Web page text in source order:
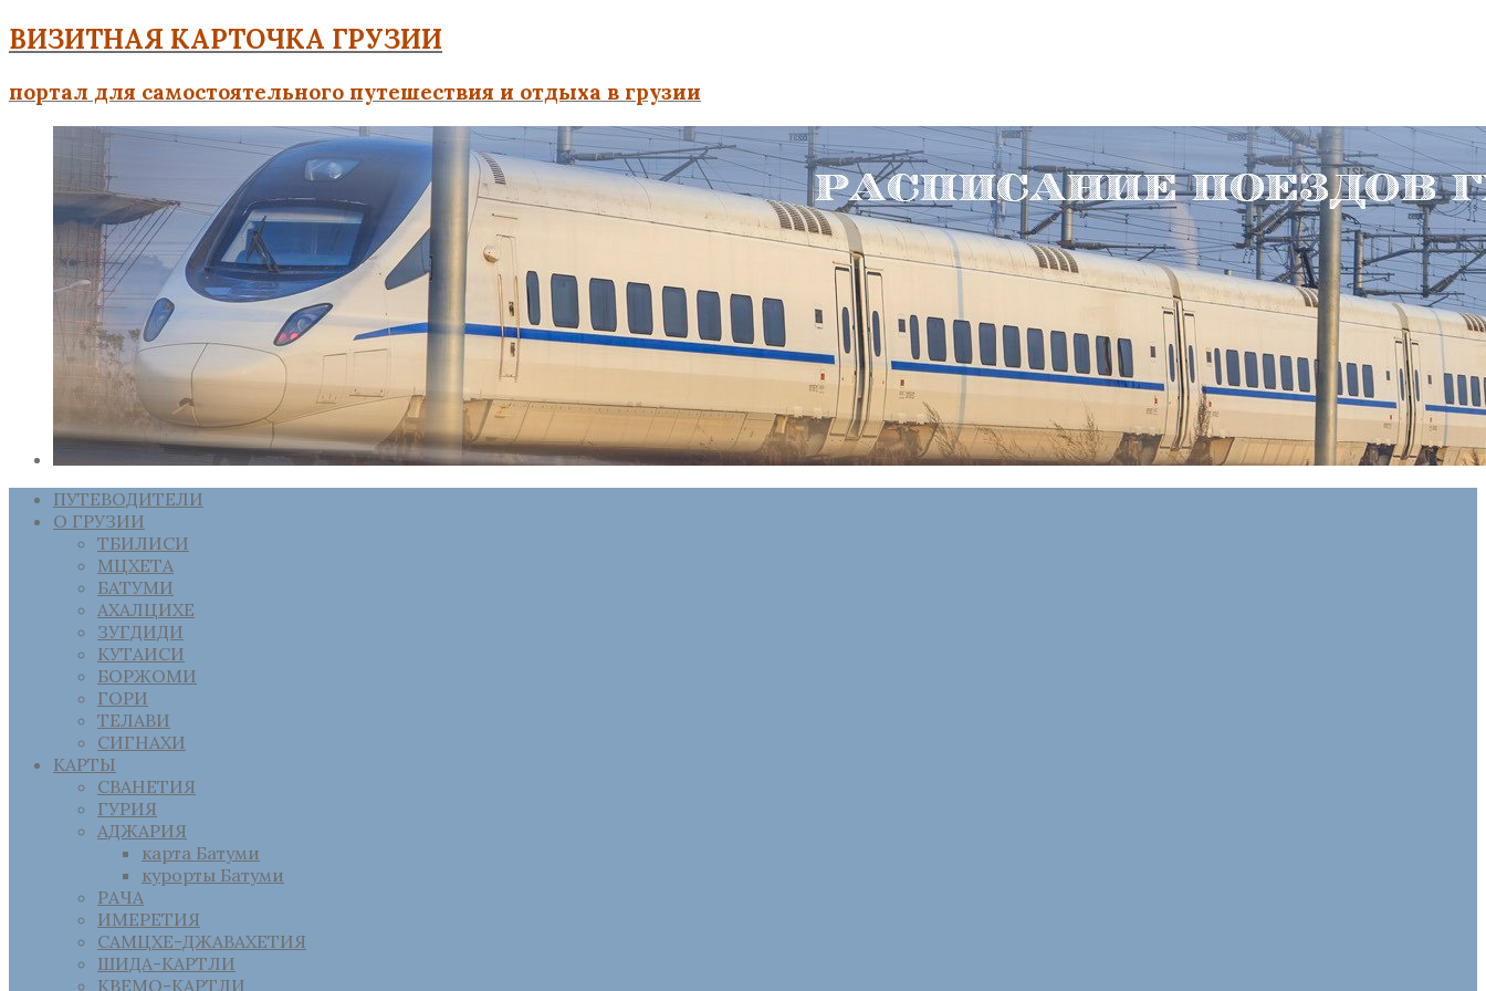
ВИЗИТНАЯ КАРТОЧКА ГРУЗИИ
портал для самостоятельного путешествия и отдыха в грузии
ПУТЕВОДИТЕЛИ
О ГРУЗИИ
ТБИЛИСИ
МЦХЕТА
БАТУМИ
АХАЛЦИХЕ
ЗУГДИДИ
КУТАИСИ
БОРЖОМИ
ГОРИ
ТЕЛАВИ
СИГНАХИ
КАРТЫ
СВАНЕТИЯ
ГУРИЯ
АДЖАРИЯ
карта Батуми
курорты Батуми
РАЧА
ИМЕРЕТИЯ
САМЦХЕ-ДЖАВАХЕТИЯ
ШИДА-КАРТЛИ
КВЕМО-КАРТЛИ